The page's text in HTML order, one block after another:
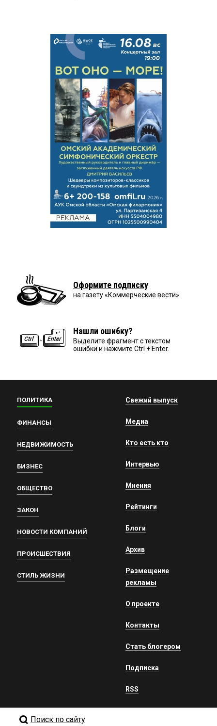
Оформите подписку
на газету «Коммерческие вести»
Нашли ошибку?
Выделите фрагмент с текстом
ошибки и нажмите Ctrl + Enter.
ПОЛИТИКА
ФИНАНСЫ
НЕДВИЖИМОСТЬ
БИЗНЕС
ОБЩЕСТВО
ЗАКОН
НОВОСТИ КОМПАНИЙ
ПРОИСШЕСТВИЯ
СТИЛЬ ЖИЗНИ
Свежий выпуск
Медиа
Кто есть кто
Интервью
Мнения
Рейтинги
Блоги
Архив
Размещение
рекламы
О проекте
Контакты
Стать блогером
Подписка
RSS
Поиск по сайту